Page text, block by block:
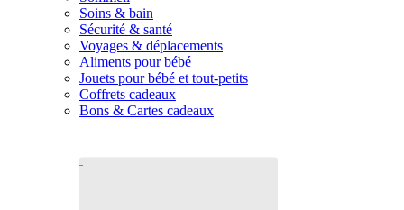
Soins & bain
Sécurité & santé
Voyages & déplacements
Aliments pour bébé
Jouets pour bébé et tout-petits
Coffrets cadeaux
Bons & Cartes cadeaux